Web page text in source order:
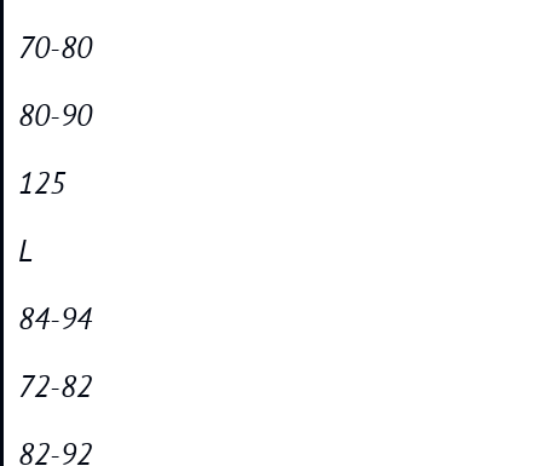
70-80
80-90
125
L
84-94
72-82
82-92